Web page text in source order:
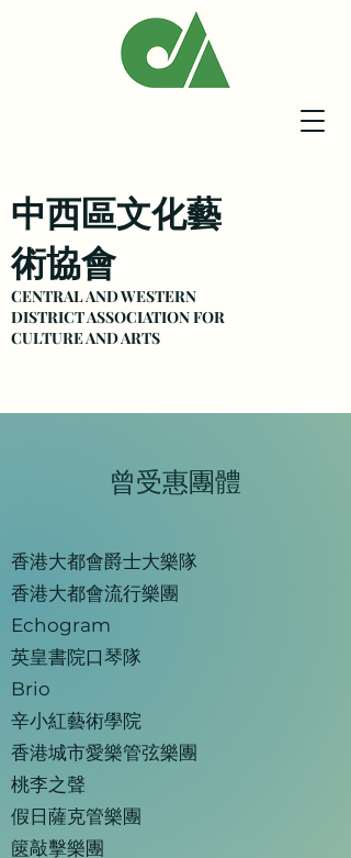
中西區文化藝
術協會
CENTRAL AND WESTERN
DISTRICT ASSOCIATION FOR
CULTUREAND ARTS
曾受惠團體
香港大都會爵士大樂隊
香港大都會流行樂團
Echogram
英皇書院口琴隊
Brio
辛小紅藝術學院
香港城市愛樂管弦樂團
桃李之聲
假日薩克管樂團
篋敲擊樂團